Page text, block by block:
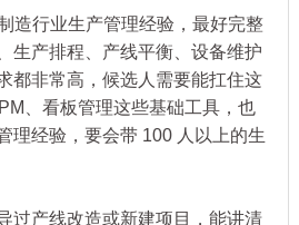
行业生产管理经验，最好完整
生产排程、产线平衡、设备维护
都非常高，候选人需要能扛住这
、看板管理这些基础工具，也
理经验，要会带 100 人以上的生
产线改造或新建项目，能讲清